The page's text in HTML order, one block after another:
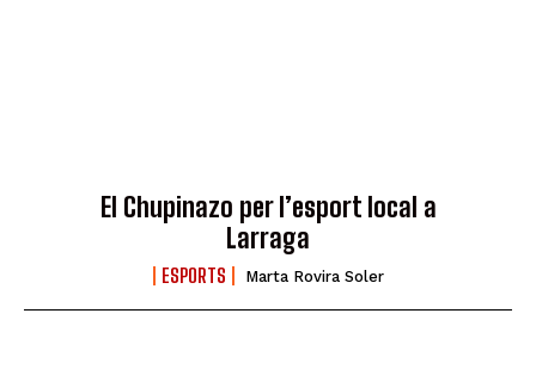
El Chupinazo per l’esport local a
Larraga
ESPORTS Marta Rovira Soler